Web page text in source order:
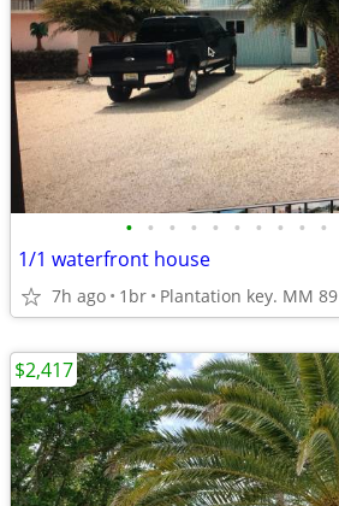
• • • • • • • • • •
1/1 waterfront house
7h ago 1br Plantation key. MM 89
$2,417